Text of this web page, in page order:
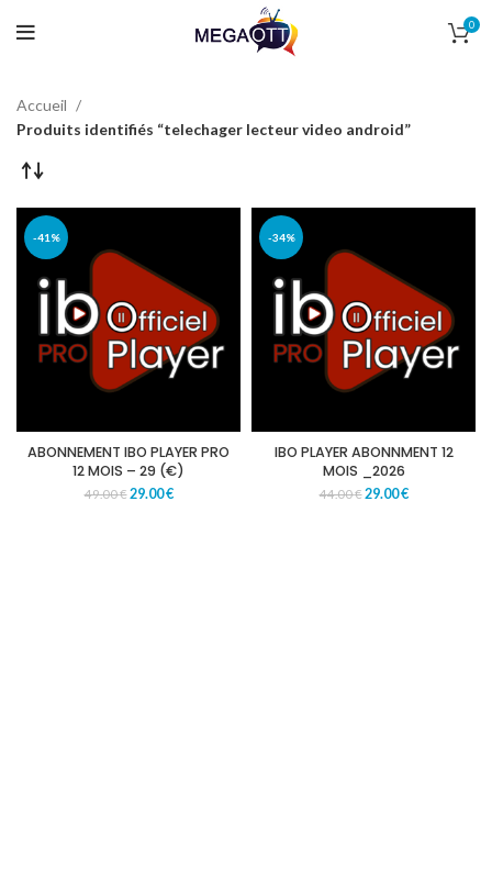
0
Accueil
Produits identifiés “telechager lecteur video android”
-41%
ABONNEMENT IBO PLAYER PRO
12 MOIS – 29 (€)
49.00€29.00€
-34%
IBO PLAYER ABONNMENT 12
MOIS _2026
44.00€29.00€